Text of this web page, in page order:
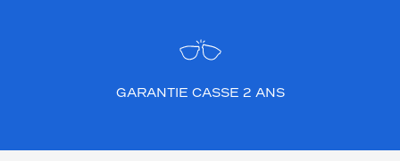
GARANTIE CASSE 2 ANS